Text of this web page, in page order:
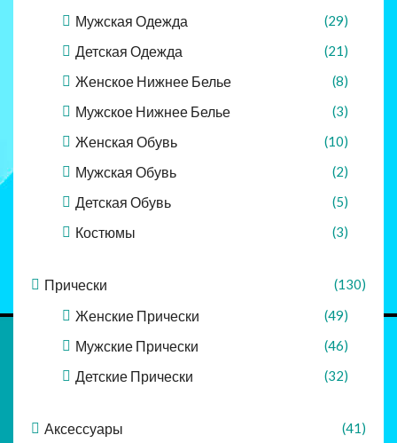
Мужская Одежда (29)
Детская Одежда (21)
Женское Нижнее Белье (8)
Мужское Нижнее Белье (3)
Женская Обувь (10)
Мужская Обувь (2)
Детская Обувь (5)
Костюмы (3)
Прически (130)
Женские Прически (49)
Мужские Прически (46)
Детские Прически (32)
Аксессуары (41)